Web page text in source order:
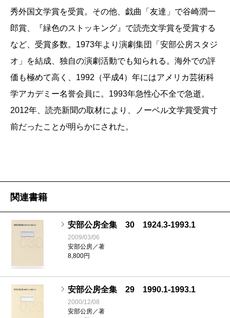
秀外国文学賞を受賞。その他、戯曲「友達」で谷崎潤一
郎賞、『緑色のストッキング』で読売文学賞を受賞する
など、受賞多数。1973年より演劇集団「安部公房スタジ
オ」を結成、独自の演劇活動でも知られる。海外での評
価も極めて高く、1992（平成4）年にはアメリカ芸術科
学アカデミー名誉会員に。1993年急性心不全で急逝。
2012年、読売新聞の取材により、ノーベル文学賞受賞寸
前だったことが明らかにされた。
関連書籍
安部公房全集 30 1924.3-1993.1
2009/03/06
安部公房／著
8,800円
安部公房全集 29 1990.1-1993.1
2000/12/08
安部公房／著